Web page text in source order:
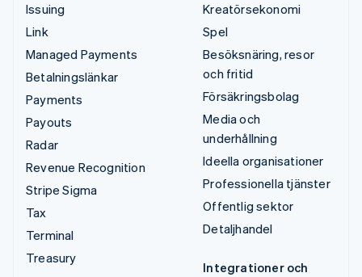
Issuing
Link
Managed Payments
Betalningslänkar
Payments
Payouts
Radar
Revenue Recognition
Stripe Sigma
Tax
Terminal
Treasury
Kreatörsekonomi
Spel
Besöksnäring, resor
och fritid
Försäkringsbolag
Media och
underhållning
Ideella organisationer
Professionella tjänster
Offentlig sektor
Detaljhandel
Integrationer och